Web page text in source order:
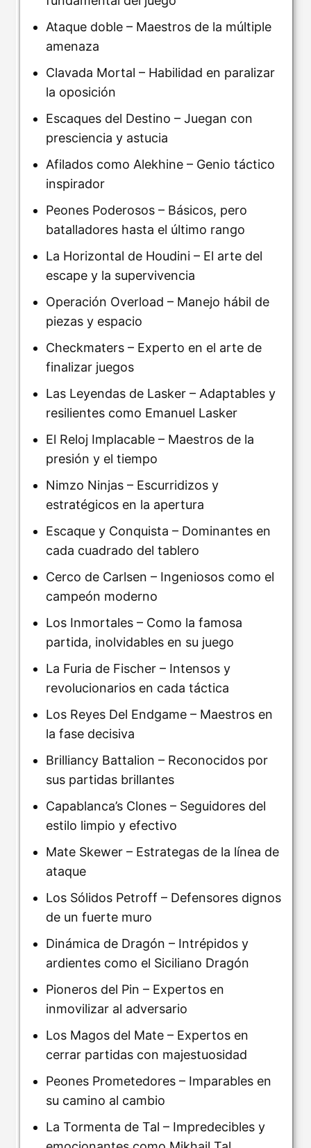
Ataque doble – Maestros de la múltiple
amenaza
Clavada Mortal – Habilidad en paralizar
la oposición
Escaques del Destino – Juegan con
presciencia y astucia
Afilados como Alekhine – Genio táctico
inspirador
Peones Poderosos – Básicos, pero
batalladores hasta el último rango
La Horizontal de Houdini – El arte del
escape y la supervivencia
Operación Overload – Manejo hábil de
piezas y espacio
Checkmaters – Experto en el arte de
finalizar juegos
Las Leyendas de Lasker – Adaptables y
resilientes como Emanuel Lasker
El Reloj Implacable – Maestros de la
presión y el tiempo
Nimzo Ninjas – Escurridizos y
estratégicos en la apertura
Escaque y Conquista – Dominantes en
cada cuadrado del tablero
Cerco de Carlsen – Ingeniosos como el
campeón moderno
Los Inmortales – Como la famosa
partida, inolvidables en su juego
La Furia de Fischer – Intensos y
revolucionarios en cada táctica
Los Reyes Del Endgame – Maestros en
la fase decisiva
Brilliancy Battalion – Reconocidos por
sus partidas brillantes
Capablanca’s Clones – Seguidores del
estilo limpio y efectivo
Mate Skewer – Estrategas de la línea de
ataque
Los Sólidos Petroff – Defensores dignos
de un fuerte muro
Dinámica de Dragón – Intrépidos y
ardientes como el Siciliano Dragón
Pioneros del Pin – Expertos en
inmovilizar al adversario
Los Magos del Mate – Expertos en
cerrar partidas con majestuosidad
Peones Prometedores – Imparables en
su camino al cambio
La Tormenta de Tal – Impredecibles y